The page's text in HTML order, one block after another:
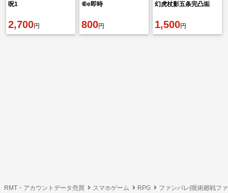
呪1
2,700円
⑥e即時
800円
幻虎杖影五条完凸垢
1,500円
RMT・アカウントデータ売買 スマホゲーム RPG ファンパレ(呪術廻戦フ